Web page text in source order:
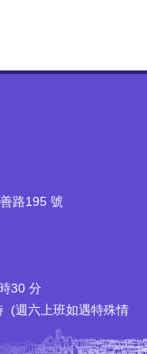
路195 號
30 分
上班如遇特殊情